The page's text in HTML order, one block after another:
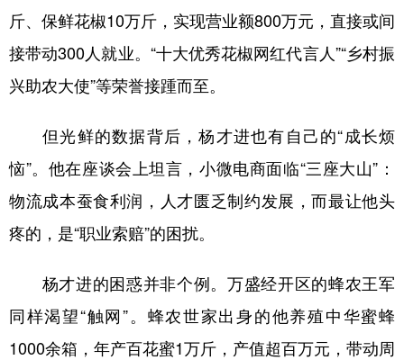
斤、保鲜花椒10万斤，实现营业额800万元，直接或间
接带动300人就业。“十大优秀花椒网红代言人”“乡村振
兴助农大使”等荣誉接踵而至。
但光鲜的数据背后，杨才进也有自己的“成长烦
恼”。他在座谈会上坦言，小微电商面临“三座大山”：
物流成本蚕食利润，人才匮乏制约发展，而最让他头
疼的，是“职业索赔”的困扰。
杨才进的困惑并非个例。万盛经开区的蜂农王军
同样渴望“触网”。蜂农世家出身的他养殖中华蜜蜂
1000余箱，年产百花蜜1万斤，产值超百万元，带动周